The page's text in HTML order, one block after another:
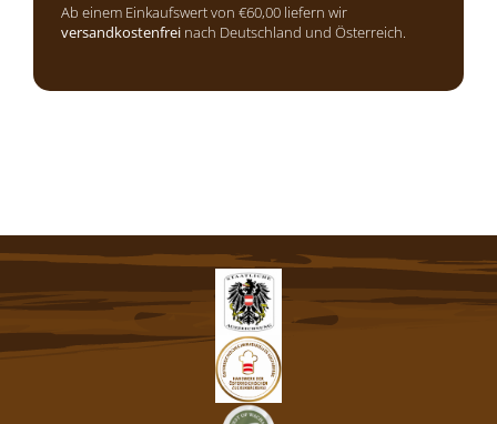
Ab einem Einkaufswert von €60,00 liefern wir
versandkostenfrei nach Deutschland und Österreich.